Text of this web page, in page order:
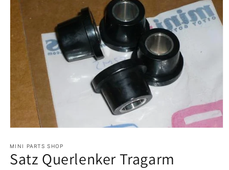
in
Modal
öffnen
MINI PARTS SHOP
Satz Querlenker Tragarm